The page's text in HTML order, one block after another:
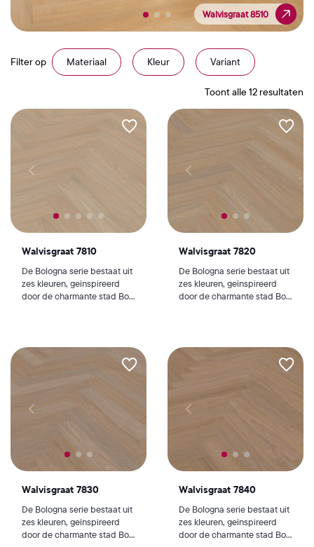
Walvisgraat 8510
Walvisgraat 8510
Filter op Materiaal Kleur Variant
Toont alle 12 resultaten
Walvisgraat 7810
De Bologna serie bestaat uit
zes kleuren, geïnspireerd
door de charmante stad Bo...
Walvisgraat 7820
De Bologna serie bestaat uit
zes kleuren, geïnspireerd
door de charmante stad Bo...
Walvisgraat 7830
De Bologna serie bestaat uit
zes kleuren, geïnspireerd
door de charmante stad Bo...
Walvisgraat 7840
De Bologna serie bestaat uit
zes kleuren, geïnspireerd
door de charmante stad Bo...